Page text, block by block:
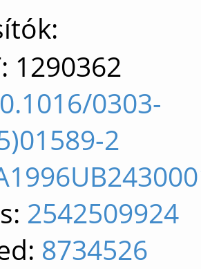
1290362
0303-
2
2542509924
8734526